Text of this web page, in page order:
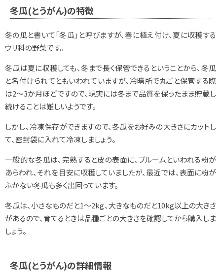
冬瓜(とうがん)の特徴
冬の瓜と書いて「冬瓜」と呼びますが、春に植え付け、夏に収穫する
ウリ科の野菜です。
冬瓜は夏に収穫しても、冬まで長く保管できるということから、冬瓜
と名付けられてともいわれていますが、冷暗所で丸ごと保管する際
は2～3か月ほどですので、現実には冬まで品質を保ったまま貯蔵し
続けることは難しいようです。
しかし、冷凍保存ができますので、冬瓜をお好みの大きさにカットし
て、密封袋に入れて冷凍しましょう。
一般的な冬瓜は、完熟すると皮の表面に、ブルームといわれる粉が
あらわれ、それを目安に収穫していましたが、最近では、表面に粉が
ふかない冬瓜も多く出回っています。
冬瓜は、小さなものだと1～2kg、大きなものだと10kg以上の大きさ
があるので、育てるときは品種ごとの大きさを確認してから購入しま
しょう。
冬瓜(とうがん)の詳細情報